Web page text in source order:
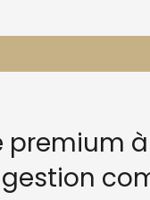
premium
gestion